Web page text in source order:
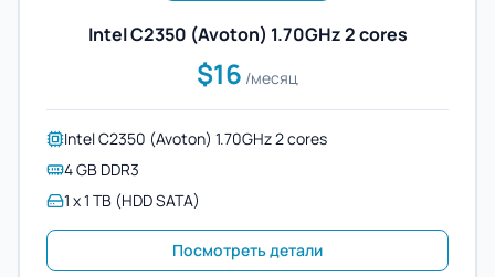
Intel C2350 (Avoton) 1.70GHz 2 cores
$16 /месяц
Intel C2350 (Avoton) 1.70GHz 2 cores
4 GB DDR3
1 x 1 TB (HDD SATA)
Посмотреть детали